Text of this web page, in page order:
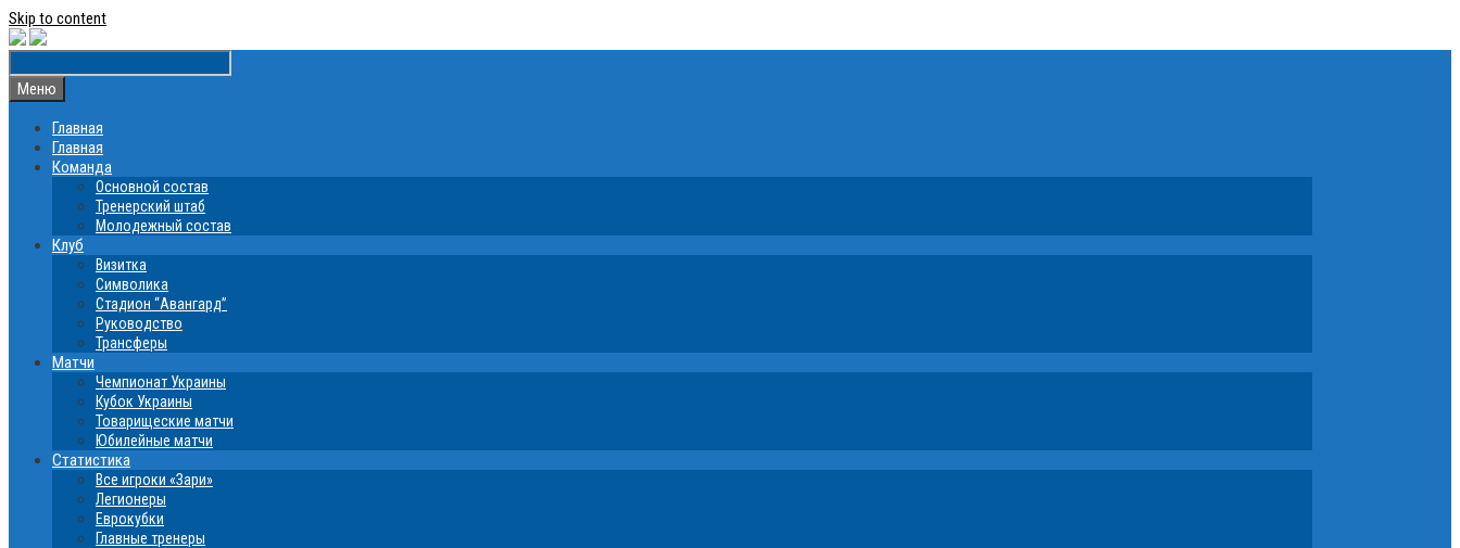
Skip to content
Меню
Главная
Главная
Команда
Основной состав
Тренерский штаб
Молодежный состав
Клуб
Визитка
Символика
Стадион “Авангард”
Руководство
Трансферы
Матчи
Чемпионат Украины
Кубок Украины
Товарищеские матчи
Юбилейные матчи
Статистика
Все игроки «Зари»
Легионеры
Еврокубки
Главные тренеры